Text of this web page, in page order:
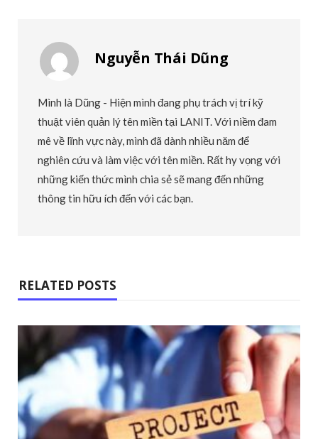
Nguyễn Thái Dũng
Mình là Dũng - Hiện mình đang phụ trách vị trí kỹ
thuật viên quản lý tên miền tại LANIT. Với niềm đam
mê về lĩnh vực này, mình đã dành nhiều năm để
nghiên cứu và làm việc với tên miền. Rất hy vọng với
những kiến thức mình chia sẻ sẽ mang đến những
thông tin hữu ích đến với các bạn.
RELATED POSTS